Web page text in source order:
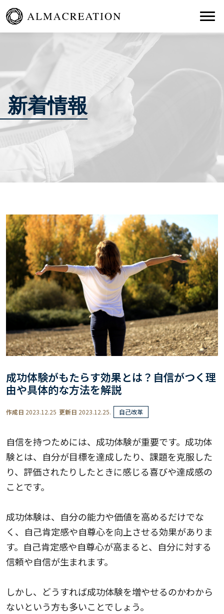
新着情報
成功体験がもたらす効果とは？自信がつく理
由や具体的な方法を解説
作成日 2023.12.25 更新日 2023.12.25. 自己改革
自信を持つためには、成功体験が重要です。成功体
験とは、自分が目標を達成したり、課題を克服した
り、評価されたりしたときに感じる喜びや達成感の
ことです。
成功体験は、自分の能力や価値を高めるだけでな
く、自己肯定感や自尊心を向上させる効果がありま
す。自己肯定感や自尊心が高まると、自分に対する
信頼や自信が生まれます。
しかし、どうすれば成功体験を増やせるのかわから
ないという方も多いことでしょう。